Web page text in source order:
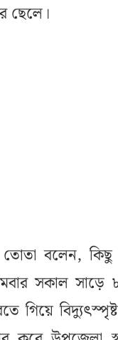
ছেলে।
বলেন, কিছু
সকাল সাড়ে
গিয়ে